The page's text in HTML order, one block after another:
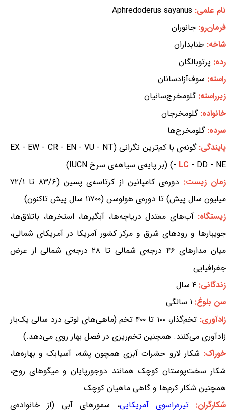
نام علمی: Aphredoderus sayanus
فرمان‌رو: جانوران
شاخه: طنابداران
رده: پرتوبالگان
راسته: سوف‌آزادسانان
زیرراسته:گلومخرج‌سانیان
خانواده:گلومخرجان
سرده:گلومخرج‌ها
پایندگی:
گونه‌ی با کم‌ترین نگرانی (EX - EW - CR - EN - VU - NT
- LC - DD - NE) (بر پایه‌ی سیاهه‌ی سرخ IUCN)
زمان زیست:
دوره‌ی کامپانین از کرتاسه‌ی پسین (۸۳/۶ تا ۷۲/۱
میلیون سال پیش) تا دوره‌ی هولوسن (۱۱۷۰۰ سال پیش تاکنون)
زیستگاه: آب‌های معتدل دریاچه‌ها، آبگیرها، استخرها، باتلاق‌ها،
جویبارها و رودهای شرق و مرکز کشور آمریکا در آمریکای شمالی،
میان مدارهای ۴۶ درجه‌ی شمالی تا ۲۸ درجه‌ی شمالی از عرض
جغرافیایی
زندگانی: ۴ سال
سن بلوغ: ۱ سالگی
زادآوری:
تخم‌گذار، ۱۰۰ تا ۴۰۰ تخم (ماهی‌های لوتی دزد سالی یک‌بار
زادآوری می‌کنند. همچنین تخم‌ریزی در فصل بهار روی می‌دهد.)
خوراک: شکار لارو حشرات آبزی همچون پشه، آسیابک و بهاره‌ها،
شکار سخت‌پوستان کوچک همانند دوجورپایان و میگوهای روح،
همچنین شکار کرم‌ها و گاهی ماهیان کوچک
شکارگران: تیره‌راسوی آمریکایی، سمورهای آبی (از خانواده‌ی